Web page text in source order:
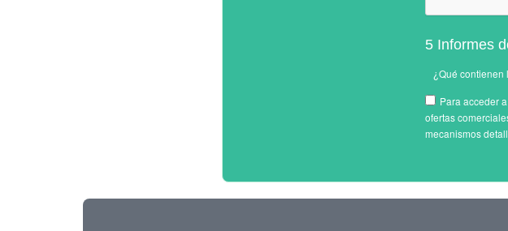
5 Informes
¿Qué contienen
Para acceder
ofertas
mecanismos